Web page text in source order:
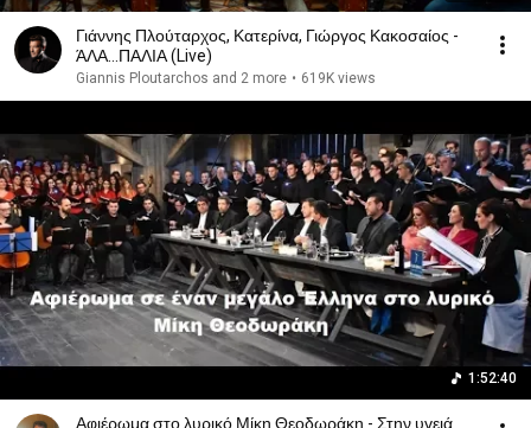
Γιάννης Πλούταρχος, Κατερίνα, Γιώργος Κακοσαίος -
ΆΛΑ...ΠΑΛΙΑ (Live)
Giannis Ploutarchos and 2 more • 619K views
1:52:40
Αφιέρωμα στο λυρικό Μίκη Θεοδωράκη - Στην υγειά